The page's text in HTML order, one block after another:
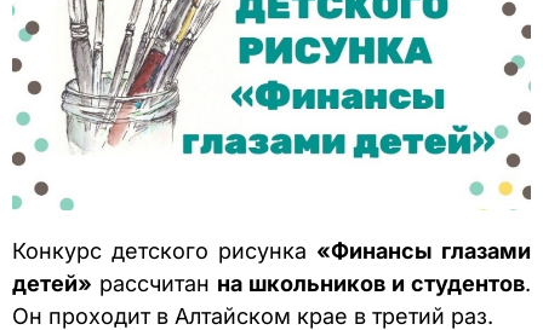
Конкурс детского рисунка «Финансы глазами
детей» рассчитан на школьников и студентов.
Он проходит в Алтайском крае в третий раз.